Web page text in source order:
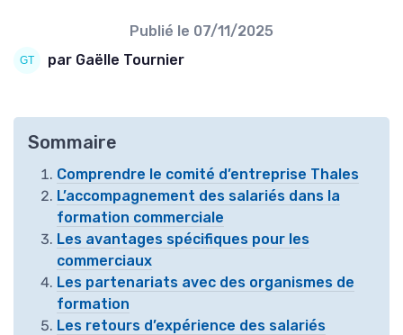
Publié le 07/11/2025
par Gaëlle Tournier
Sommaire
Comprendre le comité d’entreprise Thales
L’accompagnement des salariés dans la
formation commerciale
Les avantages spécifiques pour les
commerciaux
Les partenariats avec des organismes de
formation
Les retours d’expérience des salariés